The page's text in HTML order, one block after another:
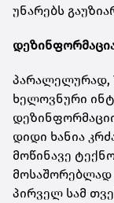
უნარებს
პარალელურად,
ხელოვნური
დიდი ხანია
მოწინავე
პირველ სამ